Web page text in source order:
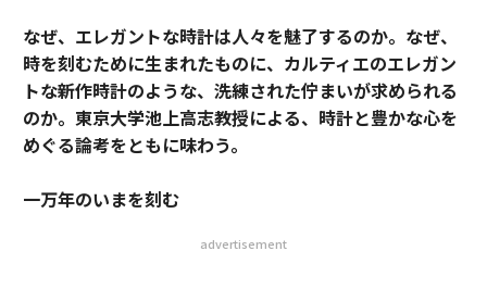
なぜ、エレガントな時計は人々を魅了するのか。なぜ、
時を刻むために生まれたものに、カルティエのエレガン
トな新作時計のような、洗練された佇まいが求められる
のか。東京大学池上高志教授による、時計と豊かな心を
めぐる論考をともに味わう。
一万年のいまを刻む
advertisement